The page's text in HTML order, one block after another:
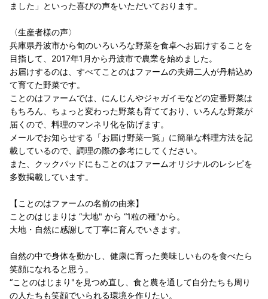
ました」といった喜びの声をいただいております。
〈生産者様の声〉
兵庫県丹波市から旬のいろいろな野菜を食卓へお届けすることを
目指して、2017年1月から丹波市で農業を始めました。
お届けするのは、すべてことのはファームの夫婦二人が丹精込め
て育てた野菜です。
ことのはファームでは、にんじんやジャガイモなどの定番野菜は
もちろん、ちょっと変わった野菜も育てており、いろんな野菜が
届くので、料理のマンネリ化を防げます。
メールでお知らせする「お届け野菜一覧」に簡単な料理方法を記
載しているので、調理の際の参考にしてください。
また、クックパッドにもことのはファームオリジナルのレシピを
多数掲載しています。
【ことのはファームの名前の由来】
ことのはじまりは “大地" から “1粒の種"から。
大地・自然に感謝して丁寧に育んでいきます。
自然の中で身体を動かし、健康に育った美味しいものを食べたら
笑顔になれると思う。
“ことのはじまり"を見つめ直し、食と農を通して自分たちも周り
の人たちも笑顔でいられる環境を作りたい。